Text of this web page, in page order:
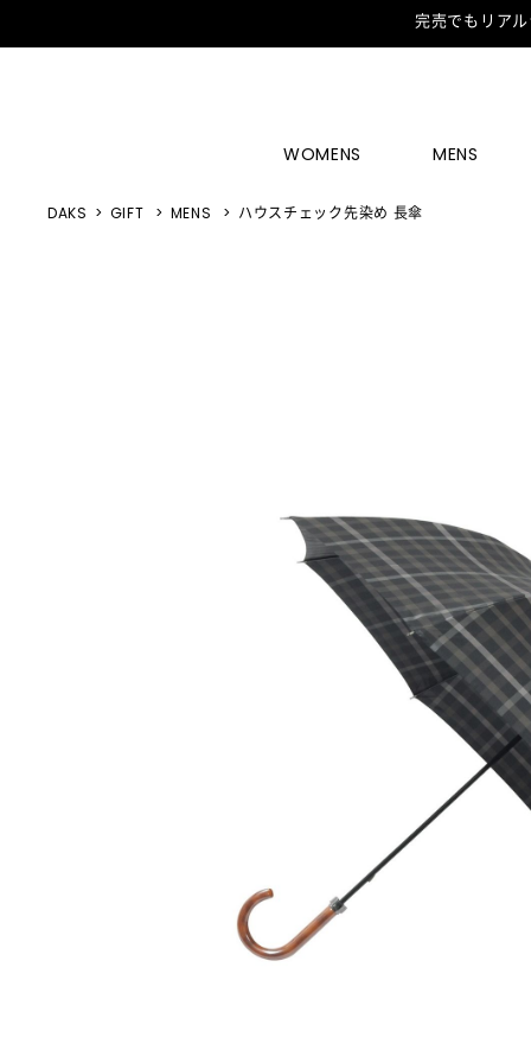
完売でもリア
WOMENS MENS
DAKS GIFT MENS ハウスチェック先染め 長傘